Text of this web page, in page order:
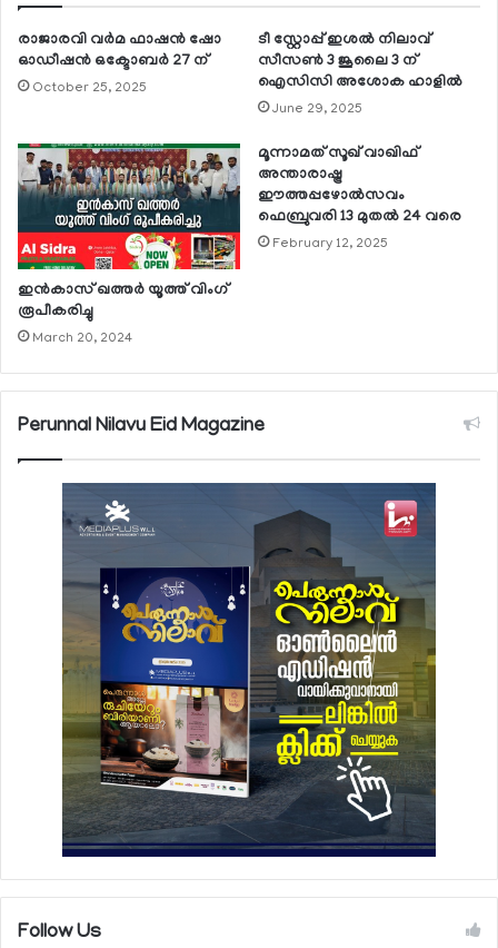
രാജാരവി വര്‍മ ഫാഷന്‍ ഷോ
ഓഡീഷന്‍ ഒക്ടോബര്‍ 27 ന്
October 25, 2025
ടീ സ്റ്റോപ്പ് ഇശല്‍ നിലാവ്
സീസണ്‍ 3 ജൂലൈ 3 ന്
ഐസിസി അശോക ഹാളില്‍
June 29, 2025
ഇന്‍കാസ് ഖത്തര്‍ യൂത്ത് വിംഗ്
രൂപീകരിച്ചു
March 20, 2024
മൂന്നാമത് സൂഖ് വാഖിഫ്
അന്താരാഷ്ട്ര
ഈത്തപ്പഴോല്‍സവം
ഫെബ്രുവരി 13 മുതല്‍ 24 വരെ
February 12, 2025
Perunnal Nilavu Eid Magazine
Follow Us